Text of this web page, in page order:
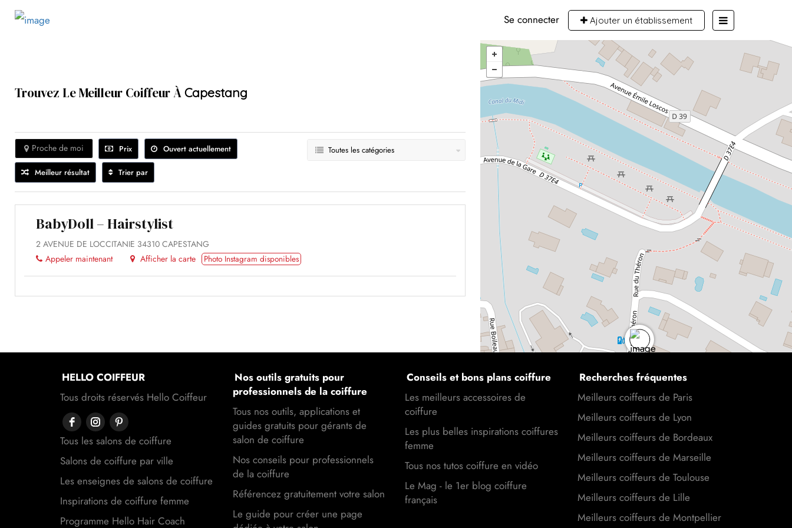
Se connecter Ajouter un établissement
Trouvez Le Meilleur Coiffeur ÀCapestang
Prix Ouvert actuellement
Proche de moi
Meilleur résultat Trier par
Toutes les catégories
BabyDoll – Hairstylist
2 AVENUE DE LOCCITANIE 34310 CAPESTANG
Appeler maintenant
Afficher la carte Photo Instagram disponibles
HELLO COIFFEUR
Tous droits réservés Hello Coiffeur
Tous les salons de coiffure
Salons de coiffure par ville
Les enseignes de salons de coiffure
Inspirations de coiffure femme
Programme Hello Hair Coach
Nos outils gratuits pour
professionnels de la coiffure
Tous nos outils, applications et
guides gratuits pour gérants de
salon de coiffure
Nos conseils pour professionnels
de la coiffure
Référencez gratuitement votre salon
Le guide pour créer une page
Conseils et bons plans coiffure
Les meilleurs accessoires de
coiffure
Les plus belles inspirations coiffures
femme
Tous nos tutos coiffure en vidéo
Le Mag - le 1er blog coiffure
français
Recherches fréquentes
Meilleurs coiffeurs de Paris
Meilleurs coiffeurs de Lyon
Meilleurs coiffeurs de Bordeaux
Meilleurs coiffeurs de Marseille
Meilleurs coiffeurs de Toulouse
Meilleurs coiffeurs de Lille
Meilleurs coiffeurs de Montpellier